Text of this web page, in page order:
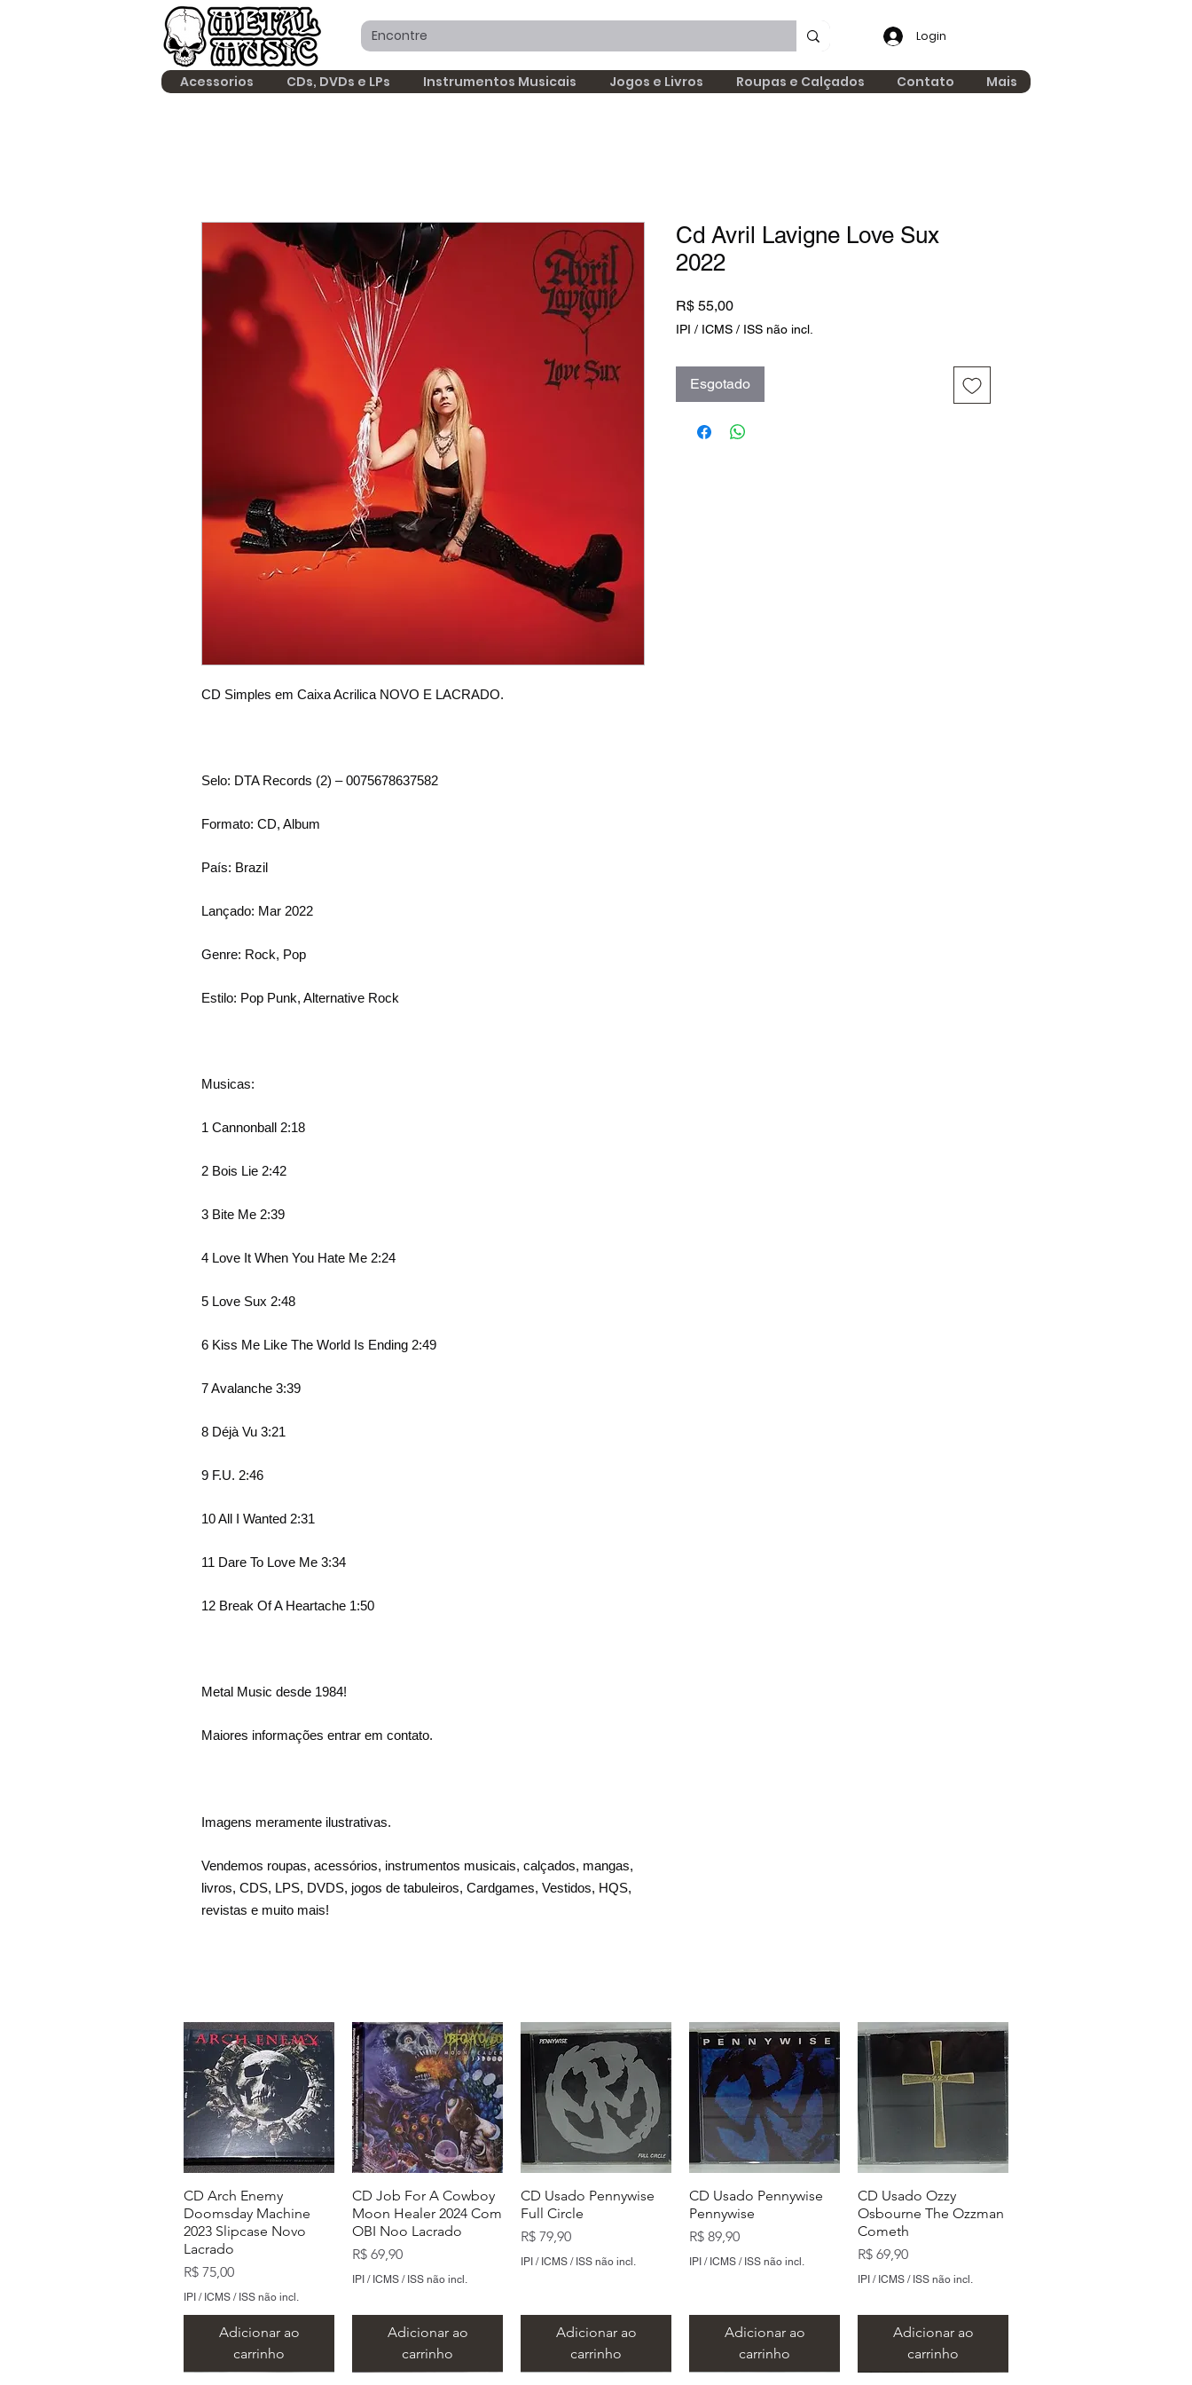
Login
Acessorios CDs, DVDs e LPs Instrumentos Musicais Jogos e Livros Roupas e Calçados Contato Mais
CD Simples em Caixa Acrilica NOVO E LACRADO.
Selo: DTA Records (2) – 0075678637582
Formato: CD, Album
País: Brazil
Lançado: Mar 2022
Genre: Rock, Pop
Estilo: Pop Punk, Alternative Rock
Musicas:
1 Cannonball 2:18
2 Bois Lie 2:42
3 Bite Me 2:39
4 Love It When You Hate Me 2:24
5 Love Sux 2:48
6 Kiss Me Like The World Is Ending 2:49
7 Avalanche 3:39
8 Déjà Vu 3:21
9 F.U. 2:46
10 All I Wanted 2:31
11 Dare To Love Me 3:34
12 Break Of A Heartache 1:50
Metal Music desde 1984!
Maiores informações entrar em contato.
Imagens meramente ilustrativas.
Vendemos roupas, acessórios, instrumentos musicais, calçados, mangas,
livros, CDS, LPS, DVDS, jogos de tabuleiros, Cardgames, Vestidos, HQS,
revistas e muito mais!
Cd Avril Lavigne Love Sux
2022
R$ 55,00Preço
IPI / ICMS / ISS não incl.
Esgotado
CD Arch Enemy
Doomsday Machine
2023 Slipcase Novo
Lacrado
Preço
R$ 75,00
IPI / ICMS / ISS não incl.
Adicionar ao
carrinho
CD Job For A Cowboy
Moon Healer 2024 Com
OBI Noo Lacrado
Preço
R$ 69,90
IPI / ICMS / ISS não incl.
Adicionar ao
carrinho
CD Usado Pennywise
Full Circle
Preço
R$ 79,90
IPI / ICMS / ISS não incl.
Adicionar ao
carrinho
CD Usado Pennywise
Pennywise
Preço
R$ 89,90
IPI / ICMS / ISS não incl.
Adicionar ao
carrinho
CD Usado Ozzy
Osbourne The Ozzman
Cometh
Preço
R$ 69,90
IPI / ICMS / ISS não incl.
Adicionar ao
carrinho